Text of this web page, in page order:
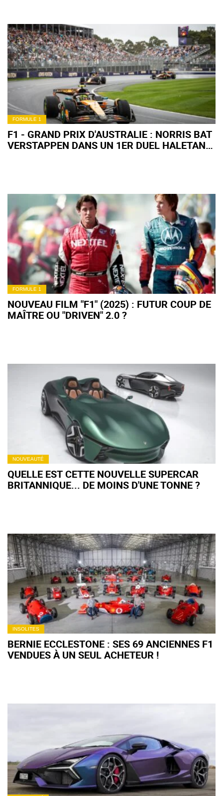
FORMULE 1
F1 - GRAND PRIX D'AUSTRALIE : NORRIS BAT
VERSTAPPEN DANS UN 1ER DUEL HALETANT
FORMULE 1
NOUVEAU FILM "F1" (2025) : FUTUR COUP DE
MAÎTRE OU "DRIVEN" 2.0 ?
NOUVEAUTÉ
QUELLE EST CETTE NOUVELLE SUPERCAR
BRITANNIQUE... DE MOINS D'UNE TONNE ?
INSOLITES
BERNIE ECCLESTONE : SES 69 ANCIENNES F1
VENDUES À UN SEUL ACHETEUR !